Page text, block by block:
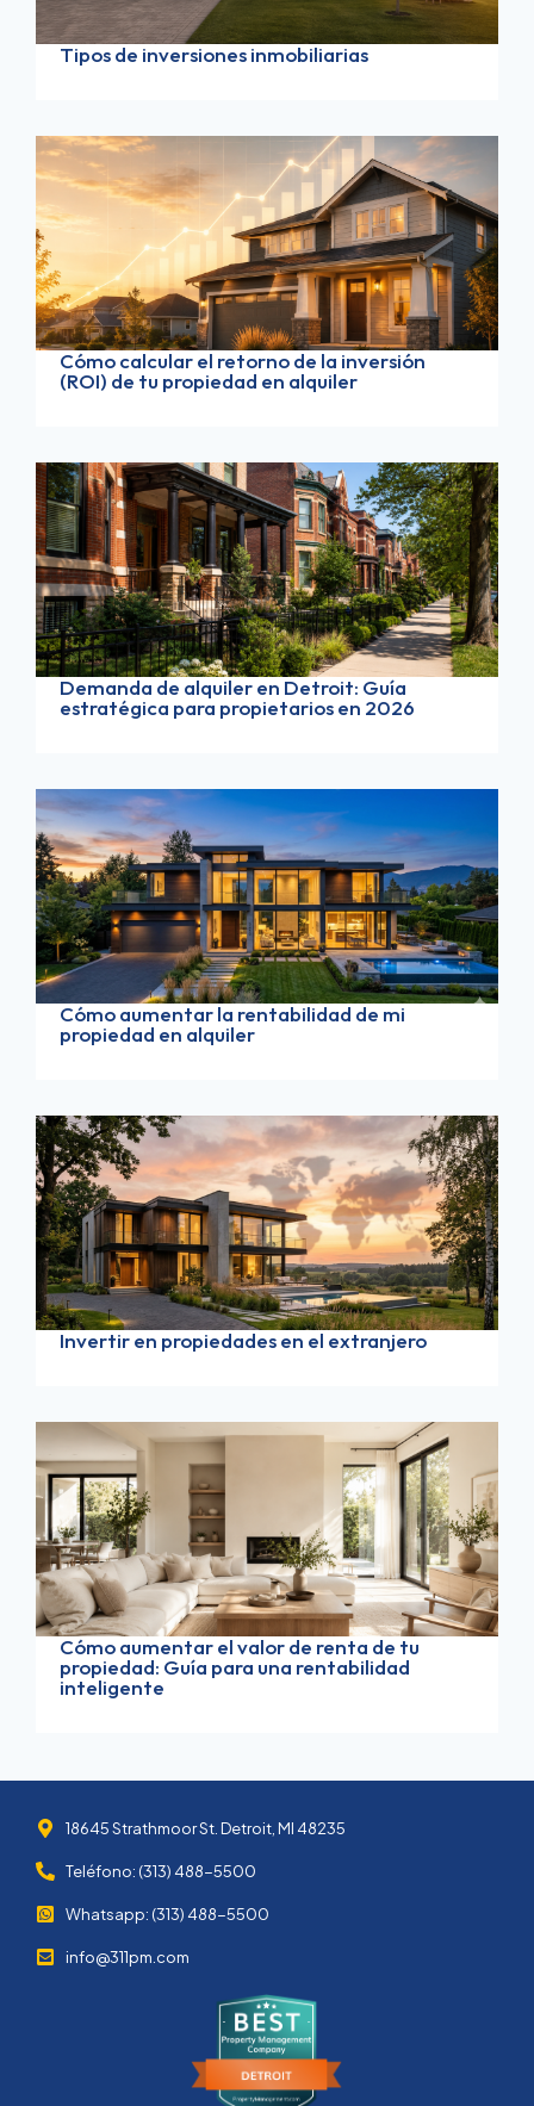
Tipos de inversiones inmobiliarias
Cómo calcular el retorno de la inversión
(ROI) de tu propiedad en alquiler
Demanda de alquiler en Detroit: Guía
estratégica para propietarios en 2026
Cómo aumentar la rentabilidad de mi
propiedad en alquiler
Invertir en propiedades en el extranjero
Cómo aumentar el valor de renta de tu
propiedad: Guía para una rentabilidad
inteligente
18645 Strathmoor St. Detroit, MI 48235
Teléfono: (313) 488-5500
Whatsapp: (313) 488-5500
info@311pm.com